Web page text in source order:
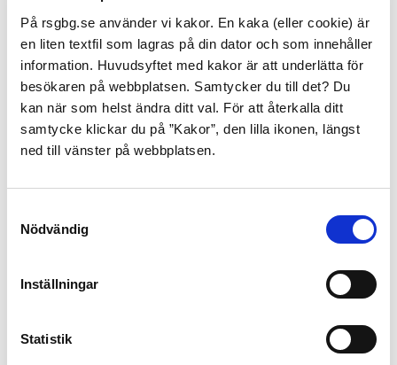
På rsgbg.se använder vi kakor. En kaka (eller cookie) är
en liten textfil som lagras på din dator och som innehåller
information. Huvudsyftet med kakor är att underlätta för
besökaren på webbplatsen. Samtycker du till det? Du
kan när som helst ändra ditt val. För att återkalla ditt
samtycke klickar du på ”Kakor”, den lilla ikonen, längst
ned till vänster på webbplatsen.
Nödvändig
Inställningar
Statistik
mycket liten. All utrustning där brandfarliga varor
hanteras är explosionssäker. Riskanalyser görs inför
varje ändring av anläggningarna och vid ändringar i
driftsrutiner. Övergripande riskanalyser görs
regelbundet, vilket leder till en kontinuerlig förbättring
av säkerhetssystemen. Under dagtid pågår
kontinuerlig inspektions- och underhållsverksamhet
för att förebygga haverier och olyckor. Större
underhållsstopp äger rum vart fjärde år.
Mindre olyckor kan omhändertas av egen personal. En
viktig första åtgärd för egen personal är att få stopp på
anläggningen finns utrustning och tränad personal för
Övningar genomförs regelbundet med egen personal
och även tillsammans med Räddningstjänsten